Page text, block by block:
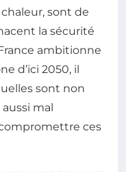
sont de
la sécurité
ambitionne
d’ici 2050, il
sont non
mal
ces